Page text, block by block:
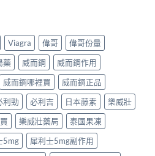
Viagra 偉哥
偉哥份量
藥 威而鋼
威而鋼作用
威而鋼哪裡買
威而鋼正品
利勁 必利吉 日本藤素
樂威壯
樂威壯藥局
泰國果凍
5mg
犀利士5mg副作用